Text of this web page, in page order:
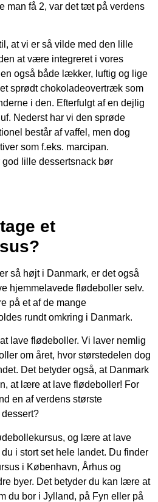
man få 2, var det tæt på verdens
at vi er så vilde med den lille
at være integreret i vores
også både lækker, luftig og lige
sprødt chokoladeovertræk som
i den. Efterfulgt af en dejlig
Nederst har vi den sprøde
består af vaffel, men dog
som f.eks. marcipan.
lille dessertsnack bør
et
så højt i Danmark, er det også
hjemmelavede flødeboller selv.
på et af de mange
rundt omkring i Danmark.
lave flødeboller. Vi laver nemlig
om året, hvor størstedelen dog
Det betyder også, at Danmark
at lære at lave flødeboller! For
en af verdens største
og lære at lave
i stort set hele landet. Du finder
i København, Århus og
byer. Det betyder du kan lære at
du bor i Jylland, på Fyn eller på